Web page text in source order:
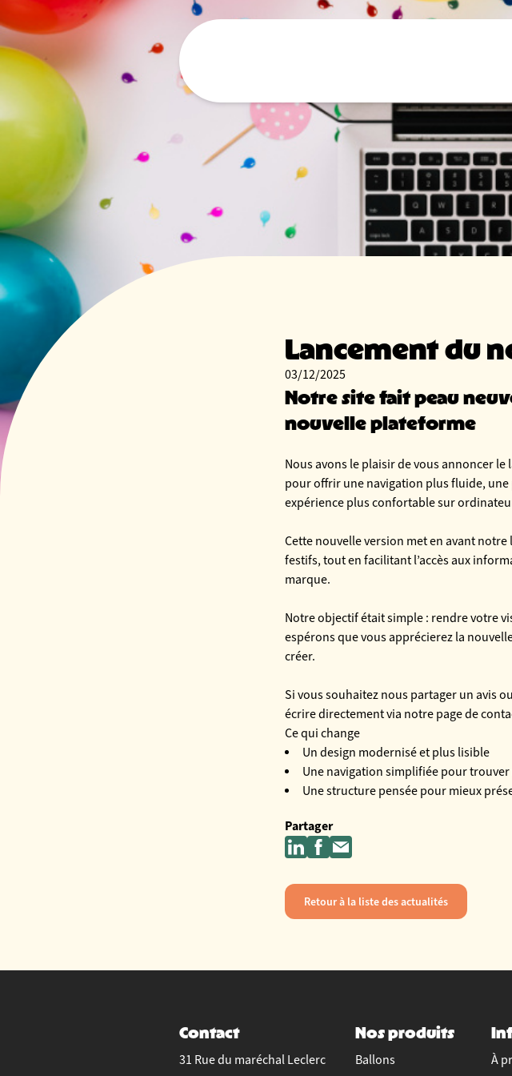
Lancement du
03/12/2025
Notre site fait peau
nouvelle plateforme
Nous avons le plaisir de vous annoncer
pour offrir une navigation plus fluide,
expérience plus confortable sur
Cette nouvelle version met en avant
festifs, tout en facilitant l’accès aux
marque.
Notre objectif était simple : rendre votre
espérons que vous apprécierez la
créer.
Si vous souhaitez nous partager un avis
écrire directement via notre page de
Ce qui change
Un design modernisé et plus lisible
Une navigation simplifiée pour
Une structure pensée pour mieux
Partager
Retour à la liste des actualités
Contact
31 Rue du maréchal Leclerc
Nos produits
Ballons
À